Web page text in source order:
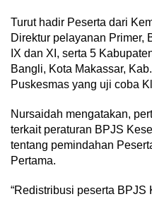
Turut hadir Peserta dari
Direktur pelayanan Primer,
IX dan XI, serta 5
Bangli, Kota Makassar,
Puskesmas yang uji coba
Nursaidah mengatakan,
terkait peraturan BPJS
tentang pemindahan
Pertama.
“Redistribusi peserta BPJS